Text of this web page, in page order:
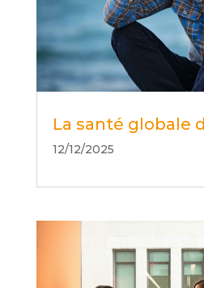
La santé globale
12/12/2025